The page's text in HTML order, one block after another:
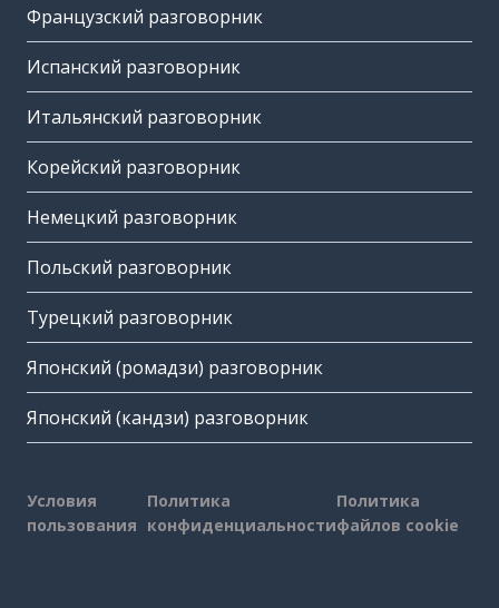
Французский разговорник
Испанский разговорник
Итальянский разговорник
Корейский разговорник
Немецкий разговорник
Польский разговорник
Турецкий разговорник
Японский (ромадзи) разговорник
Японский (кандзи) разговорник
Условия
пользования
Политика
конфиденциальности
Политика
файлов cookie